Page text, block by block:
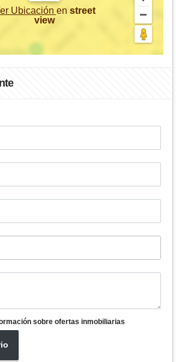
Ubicación en street
view
sobre ofertas inmobiliarias